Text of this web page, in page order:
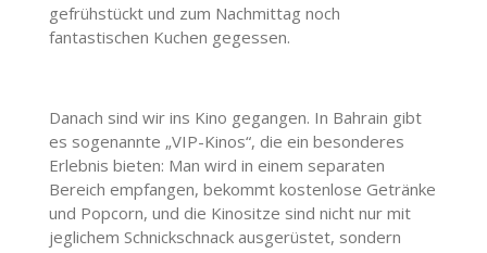
gefrühstückt und zum Nachmittag noch
fantastischen Kuchen gegessen.
Danach sind wir ins Kino gegangen. In Bahrain gibt
es sogenannte „VIP-Kinos“, die ein besonderes
Erlebnis bieten: Man wird in einem separaten
Bereich empfangen, bekommt kostenlose Getränke
und Popcorn, und die Kinositze sind nicht nur mit
jeglichem Schnickschnack ausgerüstet, sondern